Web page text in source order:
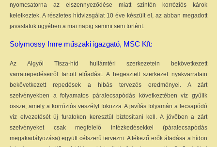
nyomcsatorna az elszennyeződése miatt szintén korróziós károk
keletkeztek. A részletes hídvizsgálat 10 éve készült el, az abban megadott
javaslatok ügyében a mai napig semmi sem történt.
Solymossy Imre műszaki igazgató, MSC Kft:
Az Algyői Tisza-híd hullámtéri szerkezetein bekövetkezett
varratrepedéseiről tartott előadást. A hegesztett szerkezet nyakvarratain
bekövetkezett repedések a hibás tervezés eredményei. A zárt
szelvényekben a folyamatos páralecsapódás következtében víz gyűlik
össze, amely a korróziós veszélyt fokozza. A javítás folyamán a lecsapódó
víz elvezetését új furatokon keresztül biztosítani kell. A jövőben a zárt
szelvényeket csak megfelelő intézkedésekkel (páralecsapódás
megakadályozása) együtt célszerű tervezni. A fékező erők átadása a hídon